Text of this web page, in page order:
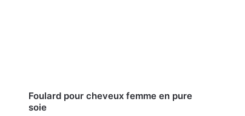
Foulard pour cheveux femme en pure
soie